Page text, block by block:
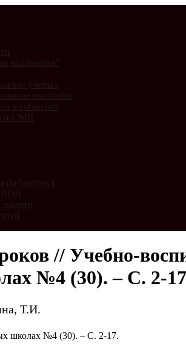
коллекции"
ученых
выставки
в событиях
СМИ
библиотека
ВОВ
памяти
// Учебно-
№4 (30). – С. 2-
Т.И.
школах №4 (30). – С. 2-17.